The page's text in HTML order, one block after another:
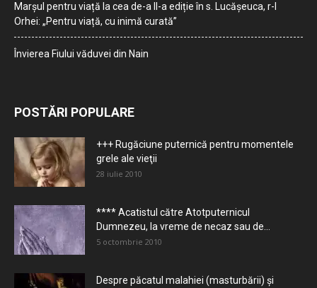
Marșul pentru viață la cea de-a II-a ediție în s. Lucășeuca, r-l
Orhei: „Pentru viață, cu inimă curată”
Învierea Fiului văduvei din Nain
POSTĂRI POPULARE
+++ Rugăciune puternică pentru momentele
grele ale vieţii
28 iulie 2010
**** Acatistul către Atotputernicul
Dumnezeu, la vreme de necaz sau de...
5 octombrie 2010
Despre păcatul malahiei (masturbării) şi